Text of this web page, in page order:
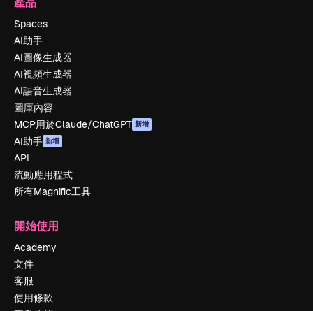
Spaces
AI助手
AI圖像生成器
AI視頻生成器
AI語音生成器
圖庫內容
MCP用於Claude/ChatGPT 新增
AI助手 新增
API
流動應用程式
所有Magnific工具
開始使用
Academy
文件
客服
使用條款